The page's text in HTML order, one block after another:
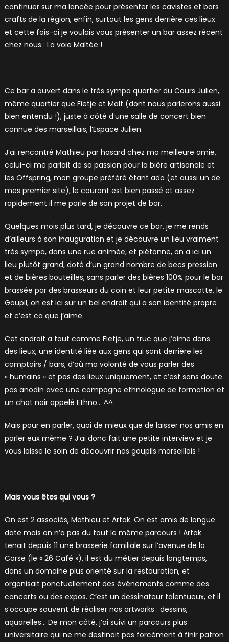
continuer sur ma lancée pour présenter les cavistes et bars
crafts de la région, enfin, surtout les gens derrière ces lieux
et cette fois-ci je voulais vous présenter un bar assez récent
chez nous : La voie Maltée !
Ce bar a ouvert dans le très sympa quartier du Cours Julien,
même quartier que Fietje et Malt (dont nous parlerons aussi
bien entendu !), juste à côté d’une salle de concert bien
connue des marseillais, l’Espace Julien.
J’ai rencontré Mathieu par hasard chez ma meilleure amie,
celui-ci me parlait de sa passion pour la bière artisanale et
les Offspring, mon groupe préféré étant ado (et aussi un de
mes premier site), le courant est bien passé et assez
rapidement il me parle de son projet de bar.
Quelques mois plus tard, je découvre ce bar, je me rends
d’ailleurs à son inauguration et je découvre un lieu vraiment
très sympa, dans une rue animée, et piétonne, on a ici un
lieu plutôt grand, doté d’un grand nombre de becs pression
et de bières bouteilles, sans parler des bières 100% pour le bar
brassée par des brasseurs du coin et leur petite mascotte, le
Goupil, on est ici sur un bel endroit qui a son identité propre
et c’est ca que j’aime.
Cet endroit a tout comme Fietje, un truc que j’aime dans
des lieux, une identité liée aux gens qui sont derrière les
comptoirs / bars, d’où ma volonté de vous parler des
« humains » et pas des lieux uniquement, et c’est sans doute
pas anodin avec une compagne ethnologue de formation et
un chat noir appelé Ethno… ^^
Mais pour en parler, quoi de mieux que de laisser nos amis en
parler eux même ? J’ai donc fait une petite interview et je
vous laisse le soin de découvrir nos goupils marseillais !
Mais vous êtes qui vous ?
On est 2 associés, Mathieu et Artak. On est amis de longue
date mais on n’a pas du tout le même parcours ! Artak
tenait depuis 11 une brasserie familiale sur l’avenue de la
Corse (le « 26 Café »), il est du métier depuis longtemps,
dans un domaine plus orienté sur la restauration, et
organisait ponctuellement des événements comme des
concerts ou des expos. C’est un dessinateur talentueux, et il
s’occupe souvent de réaliser nos artworks : dessins,
aquarelles… De mon côté, j’ai suivi un parcours plus
universitaire qui ne me destinait pas forcément à finir patron